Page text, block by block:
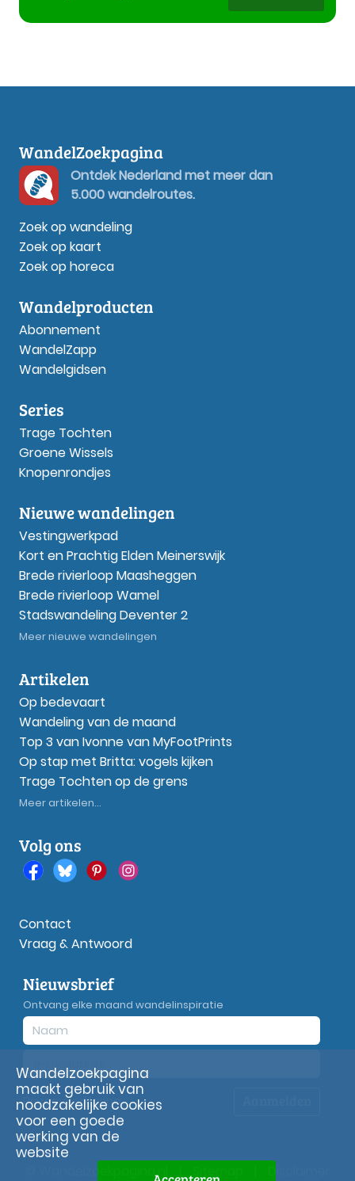
WandelZoekpagina
Ontdek Nederland met meer dan
5.000 wandelroutes.
Zoek op wandeling
Zoek op kaart
Zoek op horeca
Wandelproducten
Abonnement
WandelZapp
Wandelgidsen
Series
Trage Tochten
Groene Wissels
Knopenrondjes
Nieuwe wandelingen
Vestingwerkpad
Kort en Prachtig Elden Meinerswijk
Brede rivierloop Maasheggen
Brede rivierloop Wamel
Stadswandeling Deventer 2
Meer nieuwe wandelingen
Artikelen
Op bedevaart
Wandeling van de maand
Top 3 van Ivonne van MyFootPrints
Op stap met Britta: vogels kijken
Trage Tochten op de grens
Meer artikelen...
Volg ons
Contact
Vraag & Antwoord
Nieuwsbrief
Ontvang elke maand wandelinspiratie
Privacyverklaring
© Wandelzoekpagina.nl
Wandelzoekpagina
maakt gebruik van
noodzakelijke cookies
voor een goede
werking van de
website